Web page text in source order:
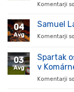
Komentarji
04
Avg
Samuel
Komentarji
03
Avg
Spartak
v
Komentarji